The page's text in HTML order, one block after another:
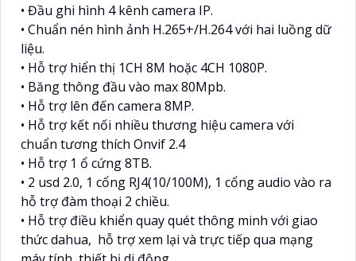
• Đầu ghi hình 4 kênh camera IP.
• Chuẩn nén hình ảnh H.265+/H.264 với hai luồng dữ
liệu.
• Hỗ trợ hiển thị 1CH 8M hoặc 4CH 1080P.
• Băng thông đầu vào max 80Mpb.
• Hỗ trợ lên đến camera 8MP.
• Hỗ trợ kết nối nhiều thương hiệu camera với
chuẩn tương thích Onvif 2.4
• Hỗ trợ 1 ổ cứng 8TB.
• 2 usd 2.0, 1 cổng RJ4(10/100M), 1 cổng audio vào ra
hỗ trợ đàm thoại 2 chiều.
• Hỗ trợ điều khiển quay quét thông minh với giao
thức dahua, hỗ trợ xem lại và trực tiếp qua mạng